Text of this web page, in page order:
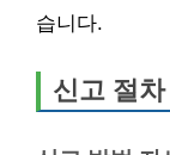
습니다.
신고 절차